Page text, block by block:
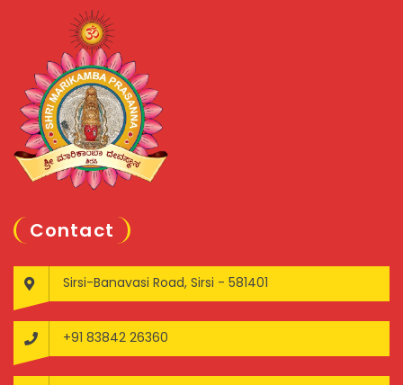
Contact
Sirsi-Banavasi Road, Sirsi - 581401
+91 83842 26360